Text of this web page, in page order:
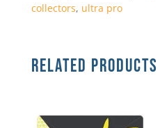
collectors, ultra pro
RELATED PRODUCTS